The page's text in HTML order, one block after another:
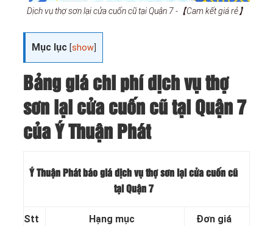
Dịch vụ thợ sơn lại cửa cuốn cũ tại Quận 7 -【Cam kết giá rẻ】
Mục lục [show
Bảng giá chi phí dịch vụ thợ
sơn lại cửa cuốn cũ tại Quận 7
của Ý Thuận Phát
Ý Thuận Phát báo giá dịch vụ thợ sơn lại cửa cuốn cũ
tại Quận 7
Stt Hạng mục Đơn giá